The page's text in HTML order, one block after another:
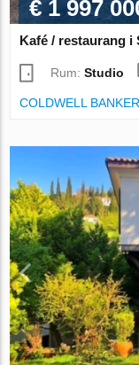
€ 1 997
Kafé / restaurang i
Rum:Studio
COLDWELL